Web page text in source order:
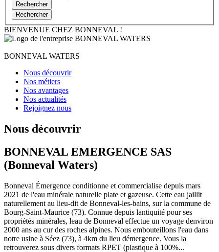
Rechercher
Rechercher
BIENVENUE CHEZ BONNEVAL !
BONNEVAL WATERS
Nous découvrir
Nos métiers
Nos avantages
Nos actualités
Rejoignez nous
Nous découvrir
BONNEVAL EMERGENCE SAS
(Bonneval Waters)
Bonneval Émergence conditionne et commercialise depuis mars
2021 de l'eau minérale naturelle plate et gazeuse. Cette eau jaillit
naturellement au lieu-dit de Bonneval-les-bains, sur la commune de
Bourg-Saint-Maurice (73). Connue depuis lantiquité pour ses
propriétés minérales, leau de Bonneval effectue un voyage denviron
2000 ans au cur des roches alpines. Nous embouteillons l'eau dans
notre usine à Séez (73), à 4km du lieu démergence. Vous la
retrouverez sous divers formats RPET (plastique à 100%...